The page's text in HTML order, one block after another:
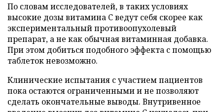
По словам исследователей, в таких условиях
высокие дозы витамина C ведут себя скорее как
экспериментальный противоопухолевый
препарат, а не как обычная витаминная добавка.
При этом добиться подобного эффекта с помощью
таблеток невозможно.
Клинические испытания с участием пациентов
пока остаются ограниченными и не позволяют
сделать окончательные выводы. Внутривенное